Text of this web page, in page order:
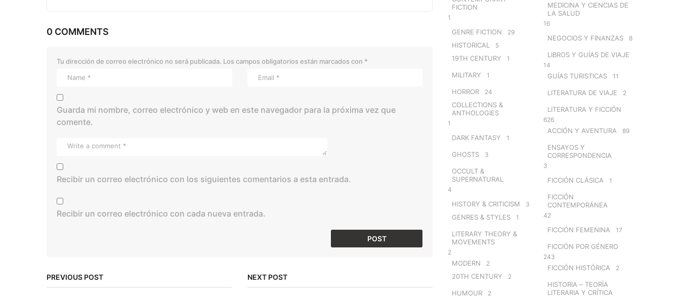
0 COMMENTS
Tu dirección de correo electrónico no será publicada. Los campos obligatorios están marcados con *
Guarda mi nombre, correo electrónico y web en este navegador para la próxima vez que
comente.
Recibir un correo electrónico con los siguientes comentarios a esta entrada.
Recibir un correo electrónico con cada nueva entrada.
PREVIOUS POST NEXT POST
FICTION
1
GENRE FICTION 29
HISTORICAL 5
19TH CENTURY 1
MILITARY 1
HORROR 24
COLLECTIONS &
ANTHOLOGIES
1
DARK FANTASY 1
GHOSTS 3
OCCULT &
SUPERNATURAL
4
HISTORY & CRITICISM 3
GENRES & STYLES 1
LITERARY THEORY &
MOVEMENTS
2
MODERN 2
20TH CENTURY 2
HUMOUR 2
MEDICINA Y CIENCIAS DE
LA SALUD
16
NEGOCIOS Y FINANZAS 8
LIBROS Y GUÍAS DE VIAJE
14
GUÍAS TURISTICAS 11
LITERATURA DE VIAJE 2
LITERATURA Y FICCIÓN
626
ACCIÓN Y AVENTURA 89
ENSAYOS Y
CORRESPONDENCIA
3
FICCIÓN CLÁSICA 1
FICCIÓN
CONTEMPORÁNEA
42
FICCIÓN FEMENINA 17
FICCIÓN POR GÉNERO
243
FICCIÓN HISTÓRICA 2
HISTORIA – TEORÍA
LITERARIA Y CRÍTICA